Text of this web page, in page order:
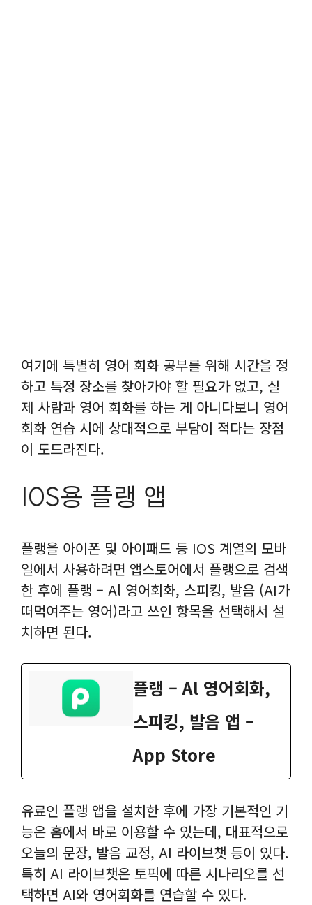
여기에 특별히 영어 회화 공부를 위해 시간을 정
하고 특정 장소를 찾아가야 할 필요가 없고, 실
제 사람과 영어 회화를 하는 게 아니다보니 영어
회화 연습 시에 상대적으로 부담이 적다는 장점
이 도드라진다.
IOS용 플랭 앱
플랭을 아이폰 및 아이패드 등 IOS 계열의 모바
일에서 사용하려면 앱스토어에서 플랭으로 검색
한 후에 플랭 – Al 영어회화, 스피킹, 발음 (AI가
떠먹여주는 영어)라고 쓰인 항목을 선택해서 설
치하면 된다.
플랭 – Al 영어회화,
스피킹, 발음 앱 –
App Store
유료인 플랭 앱을 설치한 후에 가장 기본적인 기
능은 홈에서 바로 이용할 수 있는데, 대표적으로
오늘의 문장, 발음 교정, AI 라이브챗 등이 있다.
특히 AI 라이브챗은 토픽에 따른 시나리오를 선
택하면 AI와 영어회화를 연습할 수 있다.